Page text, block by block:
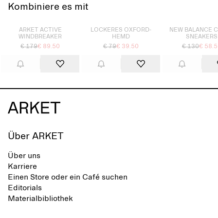
Kombiniere es mit
ARKET ACTIVE
WINDBREAKER
€ 179€ 89.50
LOCKERES OXFORD-
HEMD
€ 79€ 39.50
NEW BALANCE
SNEAKERS
€ 130€
Über ARKET
Über uns
Karriere
Einen Store oder ein Café suchen
Editorials
Materialbibliothek